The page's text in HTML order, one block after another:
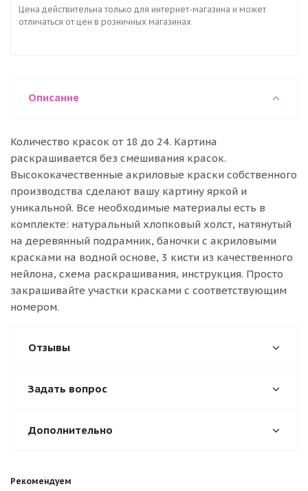
Цена действительна только для интернет-магазина и может
отличаться от цен в розничных магазинах
Описание
Количество красок от 18 до 24. Картина
раскрашивается без смешивания красок.
Высококачественные акриловые краски собственного
производства сделают вашу картину яркой и
уникальной. Все необходимые материалы есть в
комплекте: натуральный хлопковый холст, натянутый
на деревянный подрамник, баночки с акриловыми
красками на водной основе, 3 кисти из качественного
нейлона, схема раскрашивания, инструкция. Просто
закрашивайте участки красками с соответствующим
номером.
Отзывы
Задать вопрос
Дополнительно
Рекомендуем